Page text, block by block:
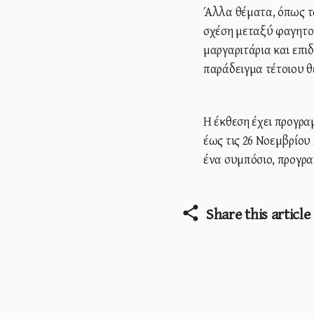
Άλλα θέματα, όπως
σχέση μεταξύ
μαργαριτάρια και
παράδειγμα τέτοιου
Η έκθεση έχει
έως τις 26
ένα συμπόσιο,
Share this article